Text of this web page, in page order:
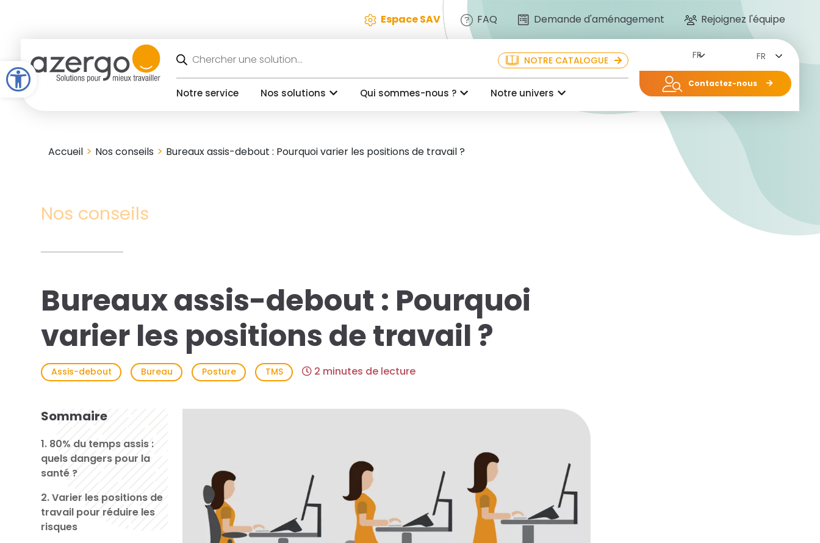
Open toolbar
Espace SAV FAQ Demande d'aménagement Rejoignez l'équipe
de
produits
NOTRE CATALOGUE
Notre service Nos solutions Qui sommes-nous ? Notre univers
FR
Contactez-nous
Accueil > Nos conseils > Bureaux assis-debout : Pourquoi varier les positions de travail ?
Nos conseils
Bureaux assis-debout : Pourquoi
varier les positions de travail ?
Assis-debout Bureau Posture TMS 2 minutes de lecture
Sommaire
1. 80% du temps assis :
quels dangers pour la
santé ?
2. Varier les positions de
travail pour réduire les
risques